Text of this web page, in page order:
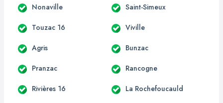
Nonaville Saint-Simeux
Touzac 16 Viville
Agris Bunzac
Pranzac Rancogne
Rivières 16 La Rochefoucauld